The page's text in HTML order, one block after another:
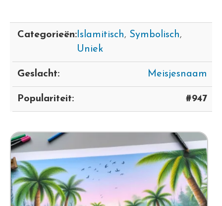
Categorieën:Islamitisch, Symbolisch,
Uniek
Geslacht: Meisjesnaam
Populariteit: #947